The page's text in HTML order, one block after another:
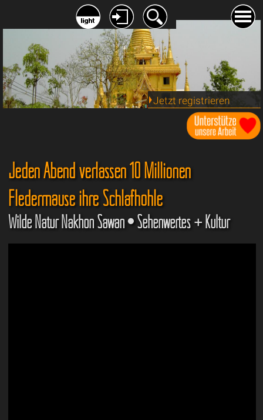
Jetzt registrieren
Jeden Abend verlassen 10 Millionen
Fledermäuse ihre Schlafhöhle
Wilde Natur Nakhon Sawan • Sehenwertes + Kultur